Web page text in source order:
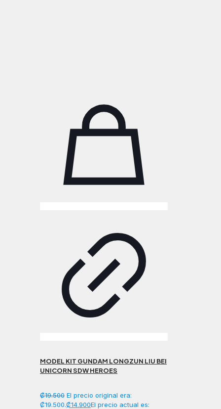
MODEL KIT GUNDAM LONGZUN LIU BEI
UNICORN SDW HEROES
₡19.500 El precio original era:
₡19.500.₡14.900El precio actual es: